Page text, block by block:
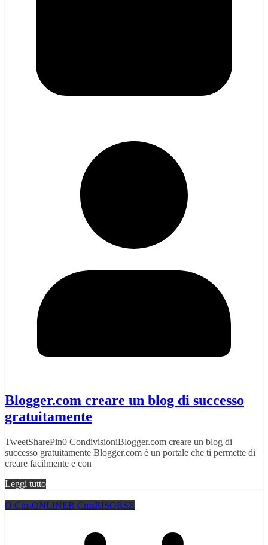
Blogger.com creare un blog di successo
gratuitamente
TweetSharePin0 CondivisioniBlogger.com creare un blog di
successo gratuitamente Blogger.com è un portale che ti permette di
creare facilmente e con
Leggi tutto
O CmsONLINER CmsRISORSE